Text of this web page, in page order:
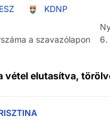
KDNP
a szavazólapon
6.
vétel elutasítva,